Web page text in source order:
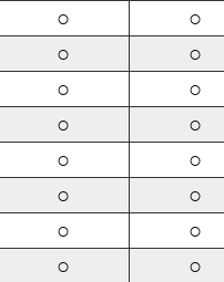
○ ○
○ ○
○ ○
○ ○
○ ○
○ ○
○ ○
○ ○